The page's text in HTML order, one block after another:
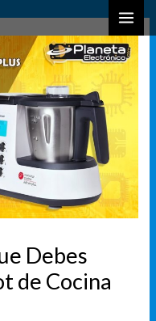
Debes
de Cocina